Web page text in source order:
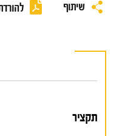
שיתוף
תקציר